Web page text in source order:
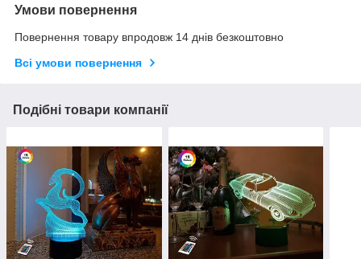
Умови повернення
Повернення товару впродовж 14 днів безкоштовно
Всі умови повернення
Подібні товари компанії